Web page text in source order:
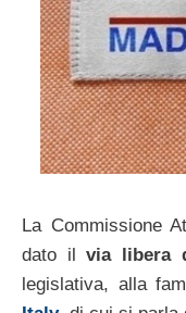
La Commissione
dato ilvia libera
legislativa, alla